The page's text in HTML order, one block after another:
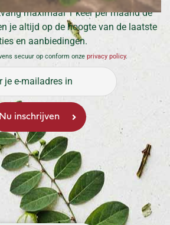
maximaal 1 keer per maand de
je altijd op de hoogte van de laatste
en aanbiedingen.
secuur op conform onze privacy policy.